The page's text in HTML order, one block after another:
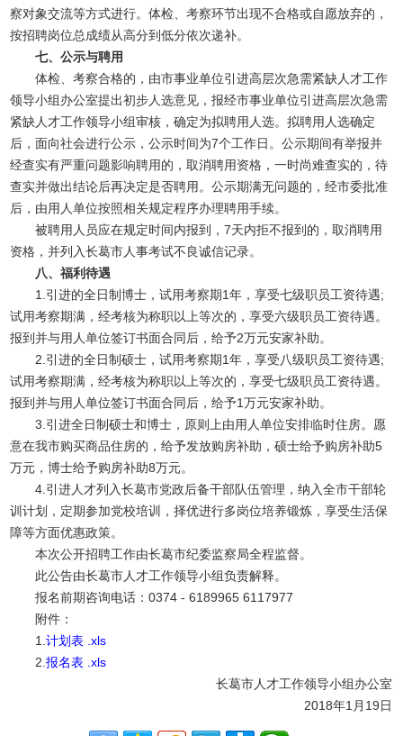
察对象交流等方式进行。体检、考察环节出现不合格或自愿放弃的，
按招聘岗位总成绩从高分到低分依次递补。
七、公示与聘用
体检、考察合格的，由市事业单位引进高层次急需紧缺人才工作
领导小组办公室提出初步人选意见，报经市事业单位引进高层次急需
紧缺人才工作领导小组审核，确定为拟聘用人选。拟聘用人选确定
后，面向社会进行公示，公示时间为7个工作日。公示期间有举报并
经查实有严重问题影响聘用的，取消聘用资格，一时尚难查实的，待
查实并做出结论后再决定是否聘用。公示期满无问题的，经市委批准
后，由用人单位按照相关规定程序办理聘用手续。
被聘用人员应在规定时间内报到，7天内拒不报到的，取消聘用
资格，并列入长葛市人事考试不良诚信记录。
八、福利待遇
1.引进的全日制博士，试用考察期1年，享受七级职员工资待遇;
试用考察期满，经考核为称职以上等次的，享受六级职员工资待遇。
报到并与用人单位签订书面合同后，给予2万元安家补助。
2.引进的全日制硕士，试用考察期1年，享受八级职员工资待遇;
试用考察期满，经考核为称职以上等次的，享受七级职员工资待遇。
报到并与用人单位签订书面合同后，给予1万元安家补助。
3.引进全日制硕士和博士，原则上由用人单位安排临时住房。愿
意在我市购买商品住房的，给予发放购房补助，硕士给予购房补助5
万元，博士给予购房补助8万元。
4.引进人才列入长葛市党政后备干部队伍管理，纳入全市干部轮
训计划，定期参加党校培训，择优进行多岗位培养锻炼，享受生活保
障等方面优惠政策。
本次公开招聘工作由长葛市纪委监察局全程监督。
此公告由长葛市人才工作领导小组负责解释。
报名前期咨询电话：0374 - 6189965 6117977
附件：
1.计划表 .xls
2.报名表 .xls
长葛市人才工作领导小组办公室
2018年1月19日